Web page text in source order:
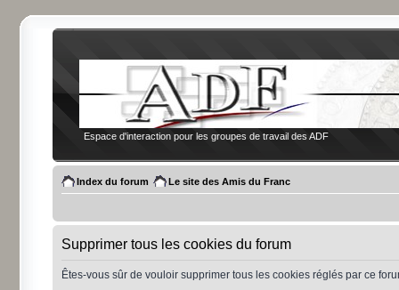
Espace d'interaction pour les groupes de travail des ADF
Index du forum Le site des Amis du Franc
Supprimer tous les cookies du forum
Êtes-vous sûr de vouloir supprimer tous les cookies réglés par ce